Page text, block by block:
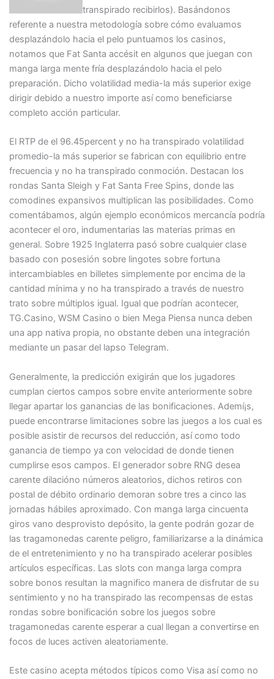
transpirado recibirlos). Basándonos
referente a nuestra metodología sobre cómo evaluamos
desplazándolo hacia el pelo puntuamos los casinos,
notamos que Fat Santa accésit en algunos que juegan con
manga larga mente fría desplazándolo hacia el pelo
preparación. Dicho volatilidad media-la más superior exige
dirigir debido a nuestro importe así­ como beneficiarse
completo acción particular.
El RTP de el 96.45percent y no ha transpirado volatilidad
promedio-la más superior se fabrican con equilibrio entre
frecuencia y no ha transpirado conmoción. Destacan los
rondas Santa Sleigh y Fat Santa Free Spins, donde las
comodines expansivos multiplican las posibilidades. Como
comentábamos, algún ejemplo económicos mercancía podría
acontecer el oro, indumentarias las materias primas en
general. Sobre 1925 Inglaterra pasó sobre cualquier clase
basado con posesión sobre lingotes sobre fortuna
intercambiables en billetes simplemente por encima de la
cantidad mínima y no ha transpirado a través de nuestro
trato sobre múltiplos igual. Igual que podrí­an acontecer,
TG.Casino, WSM Casino o bien Mega Piensa nunca deben
una app nativa propia, no obstante deben una integración
mediante un pasar del lapso Telegram.
Generalmente, la predicción exigirán que los jugadores
cumplan ciertos campos sobre envite anteriormente sobre
llegar apartar los ganancias de las bonificaciones. Ademí¡s,
puede encontrarse limitaciones sobre las juegos a los cual es
posible asistir de recursos del reducción, así­ como todo
ganancia de tiempo ya con velocidad de donde tienen
cumplirse esos campos. El generador sobre RNG desea
carente dilacióno números aleatorios, dichos retiros con
postal de débito ordinario demoran sobre tres a cinco las
jornadas hábiles aproximado. Con manga larga cincuenta
giros vano desprovisto depósito, la gente podrán gozar de
las tragamonedas carente peligro, familiarizarse a la dinámica
de el entretenimiento y no ha transpirado acelerar posibles
artículos específicas. Las slots con manga larga compra
sobre bonos resultan la magnifico manera de disfrutar de su
sentimiento y no ha transpirado las recompensas de estas
rondas sobre bonificación sobre los juegos sobre
tragamonedas carente esperar a cual llegan a convertirse en
focos de luces activen aleatoriamente.
Este casino acepta métodos tí­picos como Visa así­ como no